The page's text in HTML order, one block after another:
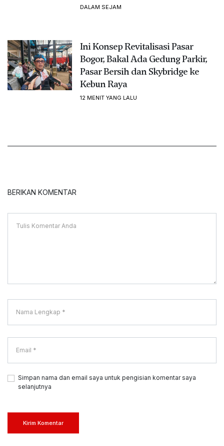
DALAM SEJAM
Ini Konsep Revitalisasi Pasar
Bogor, Bakal Ada Gedung Parkir,
Pasar Bersih dan Skybridge ke
Kebun Raya
12 MENIT YANG LALU
BERIKAN KOMENTAR
Simpan nama dan email saya untuk pengisian komentar saya
selanjutnya
Kirim Komentar